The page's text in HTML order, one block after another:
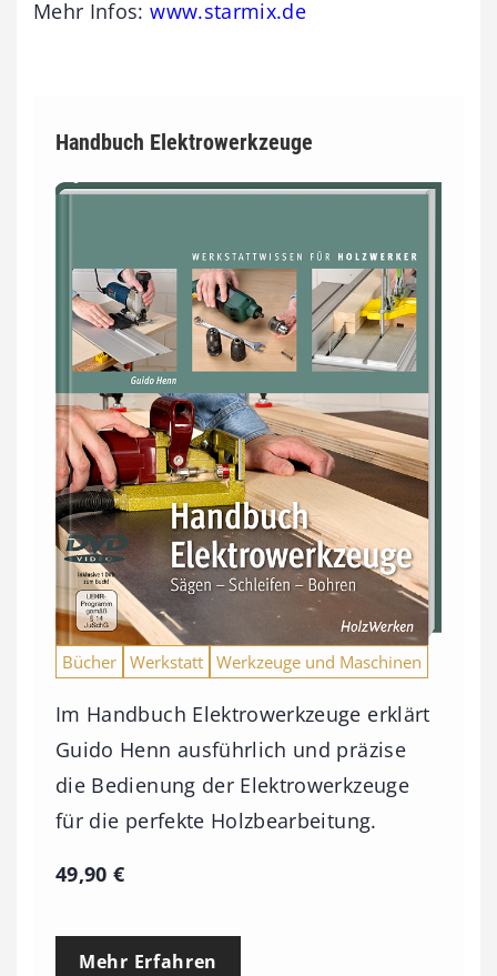
Mehr Infos:www.starmix.de
Handbuch Elektrowerkzeuge
Bücher Werkstatt Werkzeuge und Maschinen
Im Handbuch Elektrowerkzeuge erklärt
Guido Henn ausführlich und präzise
die Bedienung der Elektrowerkzeuge
für die perfekte Holzbearbeitung.
49,90€
Mehr Erfahren